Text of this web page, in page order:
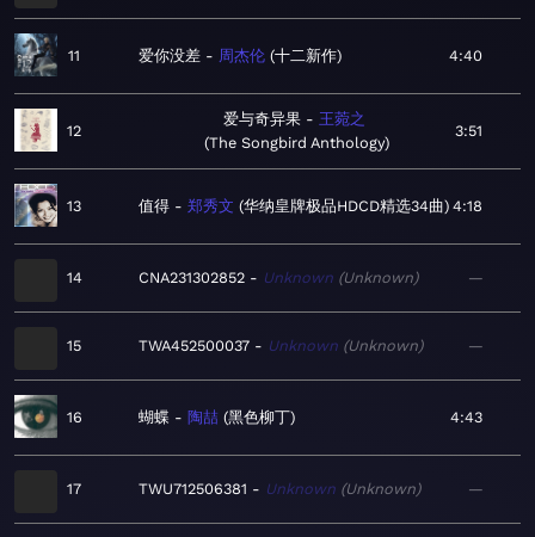
11 爱你没差 周杰伦 十二新作 4:40
12
爱与奇异果
王菀之
The Songbird Anthology
3:51
13 值得 郑秀文 华纳皇牌极品HDCD精选34曲 4:18
14 CNA231302852 Unknown Unknown —
15 TWA452500037 Unknown Unknown —
16 蝴蝶 陶喆 黑色柳丁 4:43
17 TWU712506381 Unknown Unknown —